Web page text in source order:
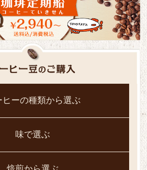
ヒーの種類から選ぶ
味で選ぶ